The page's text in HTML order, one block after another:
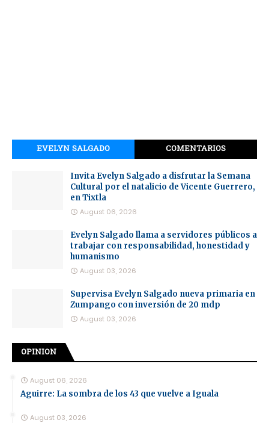
EVELYN SALGADO COMENTARIOS
Invita Evelyn Salgado a disfrutar la Semana
Cultural por el natalicio de Vicente Guerrero,
en Tixtla
August 06, 2026
Evelyn Salgado llama a servidores públicos a
trabajar con responsabilidad, honestidad y
humanismo
August 03, 2026
Supervisa Evelyn Salgado nueva primaria en
Zumpango con inversión de 20 mdp
August 03, 2026
OPINION
August 06, 2026
Aguirre: La sombra de los 43 que vuelve a Iguala
August 03, 2026